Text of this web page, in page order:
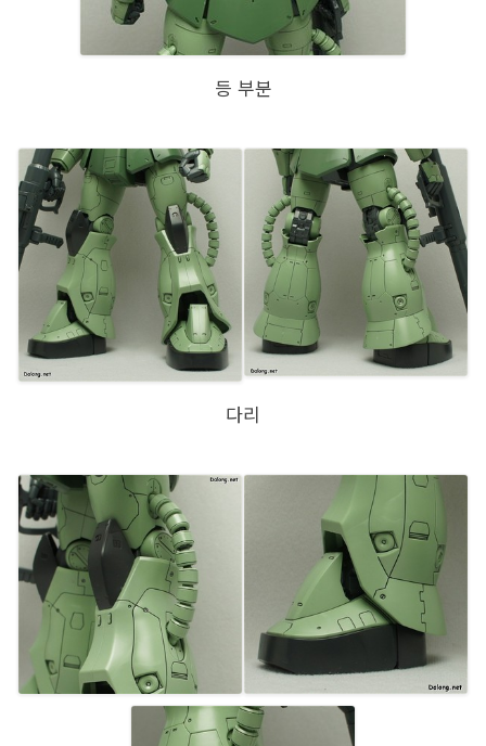
등 부분
다리